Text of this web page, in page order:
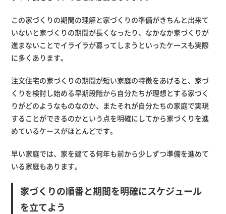
この家づくりの期間の理解と家づくりの準備がきちんと出来て
いないと家づくりの期間が長くなったり、なかなか家づくりが
進まないことでイライラが募ってしまうといったケースも実際
に多くあります。
注文住宅の家づくりの期間が短い家庭の特徴をあげると、家づ
くりを検討し始める早期段階から自分たちが理想とする家づく
りがどのようなものなのか、またそれが自分たちの家庭で実現
することができるのかという点を明確にしてから家づくりを進
めているケースがほとんどです。
早い家庭では、家を建てる何年も前から少しずつ準備を進めて
いる家庭もあります。
家づくりの順番と期間を明確にスケジュール
を立てよう